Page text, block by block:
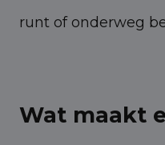
runt of onderweg
Wat maakt